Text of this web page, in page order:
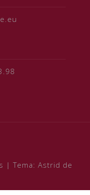
|Tema: Astrid de